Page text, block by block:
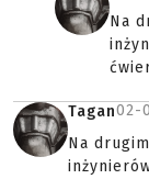
Na
Tagan02-
Na